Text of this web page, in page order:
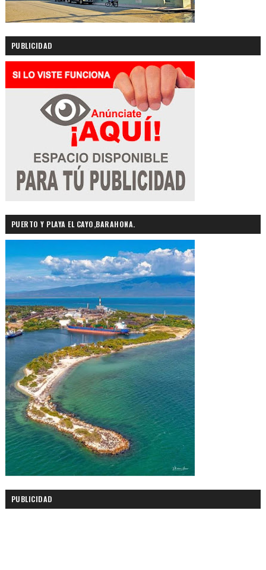
PUBLICIDAD
PUERTO Y PLAYA EL CAYO,BARAHONA.
PUBLICIDAD